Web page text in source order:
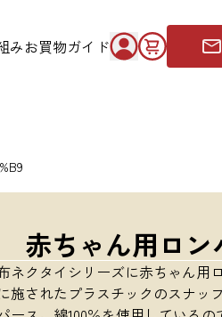
みお買物ガイド
赤ちゃん用ロン
ネクタイシリーズに赤ちゃん用
施されたプラスチックのスナッ